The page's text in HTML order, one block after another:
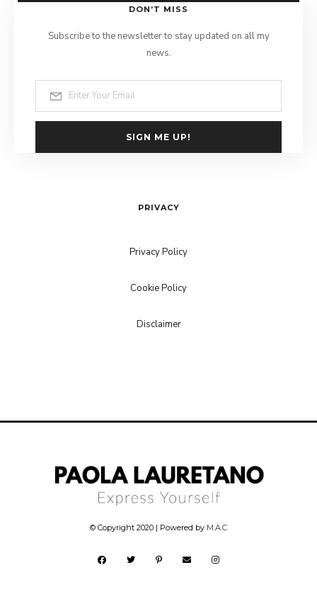
DON’T MISS
Subscribe to the newsletter to stay updated on all my
news.
SIGN ME UP!
PRIVACY
Privacy Policy
Cookie Policy
Disclaimer
© Copyright 2020 | Powered by M.A.C